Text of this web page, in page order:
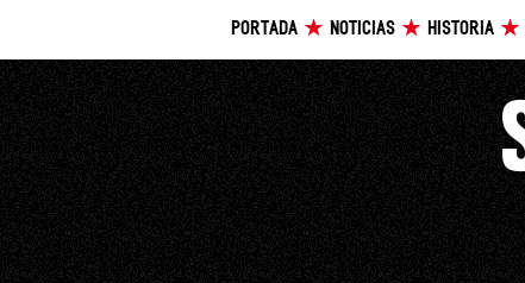
PORTADA NOTICIAS HISTORIA